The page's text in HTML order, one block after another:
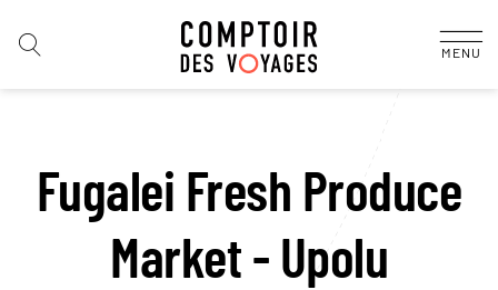
MENU
Fugalei Fresh Produce
Market - Upolu